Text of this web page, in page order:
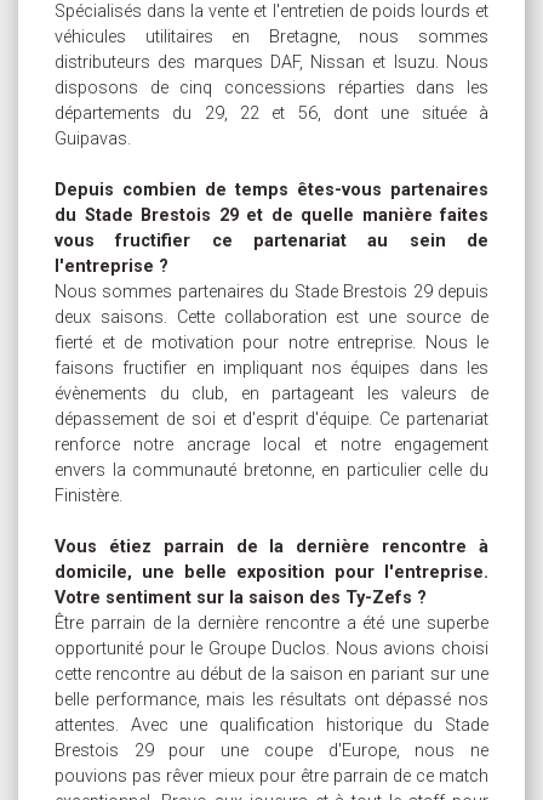
Spécialisés dans la vente et l'entretien de poids lourds et
véhicules utilitaires en Bretagne, nous sommes
distributeurs des marques DAF, Nissan et Isuzu. Nous
disposons de cinq concessions réparties dans les
départements du 29, 22 et 56, dont une située à
Guipavas.
Depuis combien de temps êtes-vous partenaires
du Stade Brestois 29 et de quelle manière faites
vous fructifier ce partenariat au sein de
l'entreprise ?
Nous sommes partenaires du Stade Brestois 29 depuis
deux saisons. Cette collaboration est une source de
fierté et de motivation pour notre entreprise. Nous le
faisons fructifier en impliquant nos équipes dans les
évènements du club, en partageant les valeurs de
dépassement de soi et d'esprit d'équipe. Ce partenariat
renforce notre ancrage local et notre engagement
envers la communauté bretonne, en particulier celle du
Finistère.
Vous étiez parrain de la dernière rencontre à
domicile, une belle exposition pour l'entreprise.
Votre sentiment sur la saison des Ty-Zefs ?
Être parrain de la dernière rencontre a été une superbe
opportunité pour le Groupe Duclos. Nous avions choisi
cette rencontre au début de la saison en pariant sur une
belle performance, mais les résultats ont dépassé nos
attentes. Avec une qualification historique du Stade
Brestois 29 pour une coupe d'Europe, nous ne
pouvions pas rêver mieux pour être parrain de ce match